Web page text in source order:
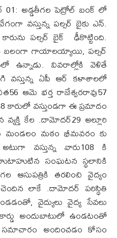
అడ్డతీగల పెట్రోల్ బంక్ లో
వస్తున్న పల్సర్ బైకు ఎన్.
పల్సర్ బైక్ ఢీకొట్టింది.
బలంగా గాయాలయ్యాయి, పల్సర్
ఉన్నాడు. వివరాల్లోకి వెళితే
వస్తున్న ఏపీ ఆర్ కళాశాలలో
ఆమె భర్త రాజేశ్వరరావు57
కారులో వస్తుండగా ఈ ప్రమాదం
వ్యక్తి కేల .దామోదర్29 అల్లూరి
మండలం మఠం భీమవరం కు
వస్తున్న వారు108 కి
సంఘటన స్థలానికి
ఆసుపత్రికి తరలించి వైద్యం
చెందిన లాకే .దామోదర్ పరిస్థితి
వైద్యులు వైద్య సేవలు
అందుబాటులో ఉండటంతో
అందించడం కోసం